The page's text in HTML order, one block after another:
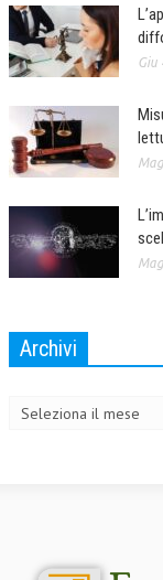
MATERIALE
INVITI E Giu
Archivi